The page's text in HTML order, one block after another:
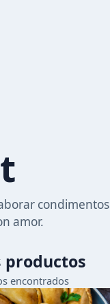
condimentos
amor.
productos
encontrados